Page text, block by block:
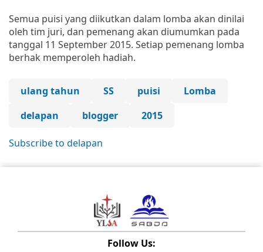
Semua puisi yang diikutkan dalam lomba akan dinilai
oleh tim juri, dan pemenang akan diumumkan pada
tanggal 11 September 2015. Setiap pemenang lomba
berhak memperoleh hadiah.
ulang tahun SS puisi
Lomba
delapan
blogger 2015
Subscribe to delapan
Follow Us: